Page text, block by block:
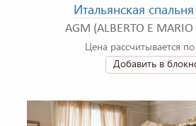
Итальянская
AGM (ALBERTO E MARIO
Цена рассчитывается
Добавить в